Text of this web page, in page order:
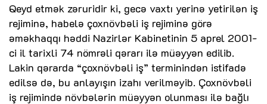
Qeyd etmək zəruridir ki, gecə vaxtı yerinə yetirilən iş
rejiminə, habelə çoxnövbəli iş rejiminə görə
əməkhaqqı həddi Nazirlər Kabinetinin 5 aprel 2001-
ci il tarixli 74 nömrəli qərarı ilə müəyyən edilib.
Lakin qərarda “çoxnövbəli iş” terminindən istifadə
edilsə də, bu anlayışın izahı verilməyib. Çoxnövbəli
iş rejimində növbələrin müəyyən olunması ilə bağlı